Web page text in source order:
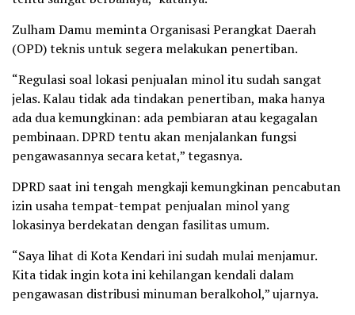
Zulham Damu meminta Organisasi Perangkat Daerah
(OPD) teknis untuk segera melakukan penertiban.
“Regulasi soal lokasi penjualan minol itu sudah sangat
jelas. Kalau tidak ada tindakan penertiban, maka hanya
ada dua kemungkinan: ada pembiaran atau kegagalan
pembinaan. DPRD tentu akan menjalankan fungsi
pengawasannya secara ketat,” tegasnya.
DPRD saat ini tengah mengkaji kemungkinan pencabutan
izin usaha tempat-tempat penjualan minol yang
lokasinya berdekatan dengan fasilitas umum.
“Saya lihat di Kota Kendari ini sudah mulai menjamur.
Kita tidak ingin kota ini kehilangan kendali dalam
pengawasan distribusi minuman beralkohol,” ujarnya.